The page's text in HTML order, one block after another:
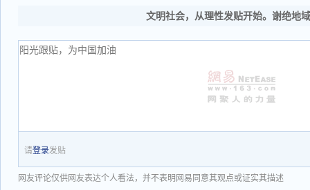
文明社会，从理性发贴开始。谢绝地
请登录发贴
网友评论仅供网友表达个人看法，并不表明网易同意其观点或证实其描述